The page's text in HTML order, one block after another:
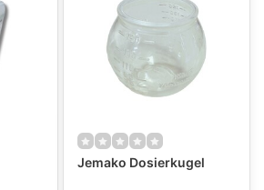
Jemako Dosierkugel